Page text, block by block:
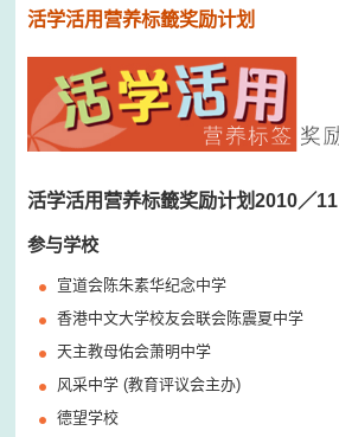
活学活用营养标籤奖励计划
活学活用营养标籤奖励计划2010／11
参与学校
宣道会陈朱素华纪念中学
香港中文大学校友会联会陈震夏中学
天主教母佑会萧明中学
风采中学 (教育评议会主办)
德望学校